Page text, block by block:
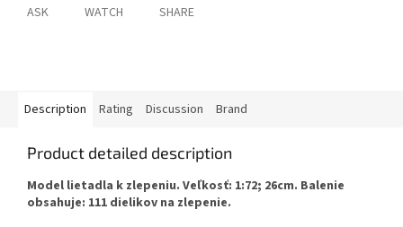
ASK WATCH SHARE
Description Rating Discussion Brand
Product detailed description
Model lietadla k zlepeniu. Veľkosť: 1:72; 26cm. Balenie
obsahuje: 111 dielikov na zlepenie.